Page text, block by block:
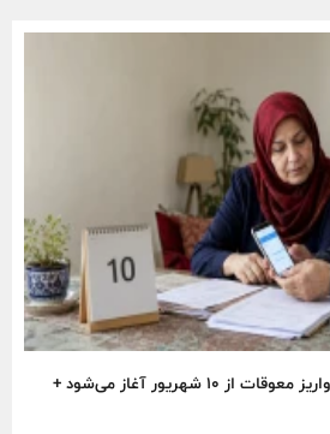
خبر مهم برای بازنشستگان؛ واریز معوقات از ۱۰ شهریور آغاز می‌شود +